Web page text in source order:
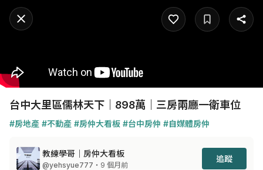
台中大里區儒林天下｜898萬｜三房兩廳一衛車位
#房地產 #不動產 #房仲大看板 #台中房仲 #自媒體房仲
教練學哥｜房仲大看板
@yehsyue777 ・9 個月前
追蹤